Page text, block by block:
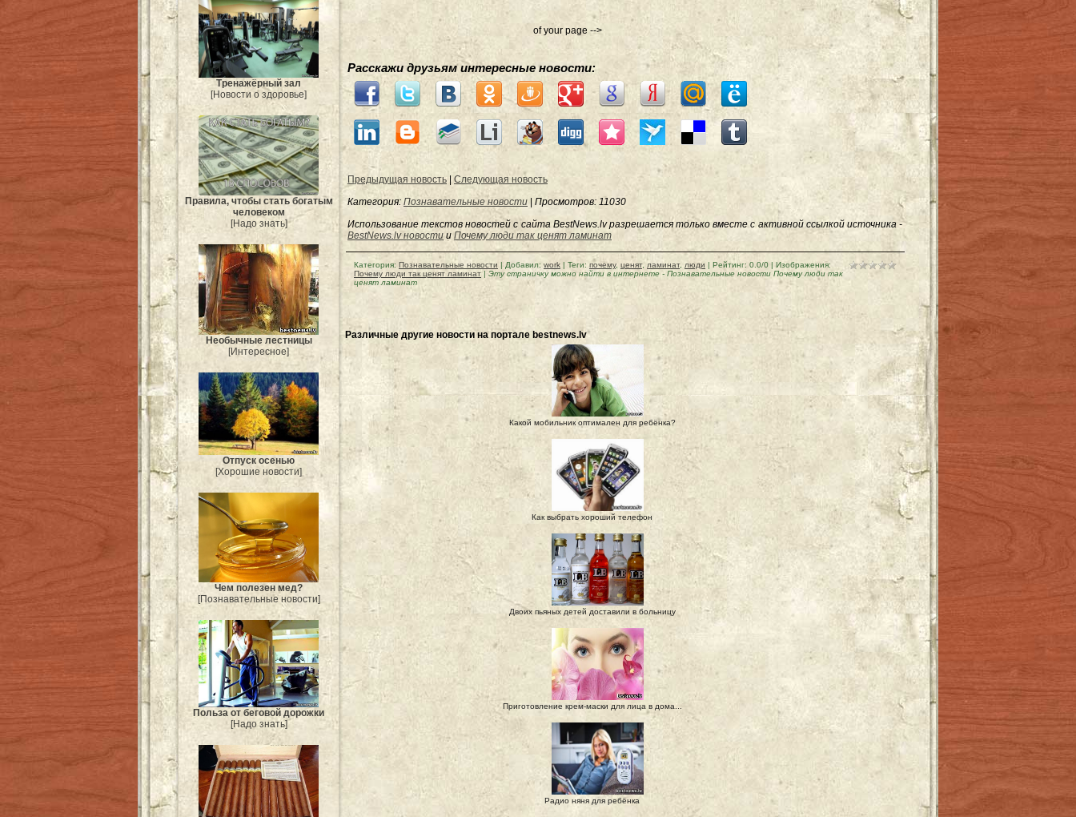
Тренажёрный зал
[Новости о здоровье]
Правила, чтобы стать богатым
человеком
[Надо знать]
Необычные лестницы
[Интересное]
Отпуск осенью
[Хорошие новости]
Чем полезен мед?
[Познавательные новости]
Польза от беговой дорожки
[Надо знать]
of your page -->
Расскажи друзьям интересные новости:
Предыдущая новость
Следующая новость
Категория: Познавательные новости Просмотров: 11030
Использование текстов новостей с сайта BestNews.lv разрешается только вместе с активной ссылкой источника -
BestNews.lv новости и Почему люди так ценят ламинат
Категория: Познавательные новости | Добавил: work | Теги: почему, ценят, ламинат, люди | Рейтинг: 0.0/0 | Изображения:
Почему люди так ценят ламинат | Эту страничку можно найти в интернете - Познавательные новости Почему люди так
ценят ламинат
Различные другие новости на портале bestnews.lv
Какой мобильник оптимален для ребёнка?
Как выбрать хороший телефон
Двоих пьяных детей доставили в больницу
Приготовление крем-маски для лица в дома...
Радио няня для ребёнка